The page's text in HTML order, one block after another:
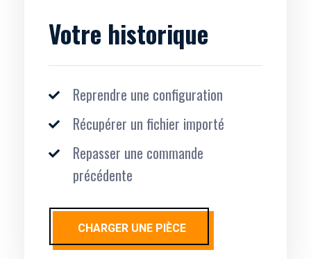
Votre historique
Reprendre une configuration
Récupérer un fichier importé
Repasser une commande
précédente
CHARGER UNE PIÈCE